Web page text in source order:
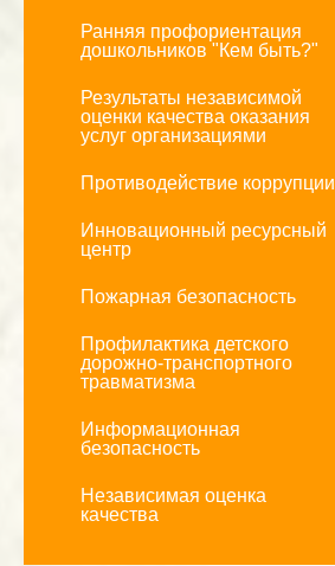
Ранняя профориентация
дошкольников "Кем быть?"
Результаты независимой
оценки качества оказания
услуг организациями
Противодействие коррупции
Инновационный ресурсный
центр
Пожарная безопасность
Профилактика детского
дорожно-транспортного
травматизма
Информационная
безопасность
Независимая оценка
качества